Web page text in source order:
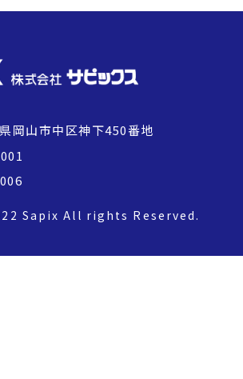
岡山市中区神下450番地
Sapix All rights Reserved.